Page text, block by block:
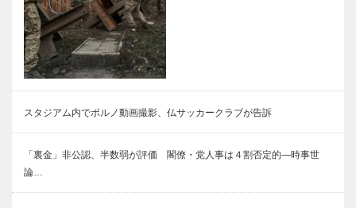
スタジアム内でポルノ動画撮影、仏サッカークラブが告訴
「裏金」非公認、半数弱が評価 閣僚・党人事は４割否定的―時事世
論…